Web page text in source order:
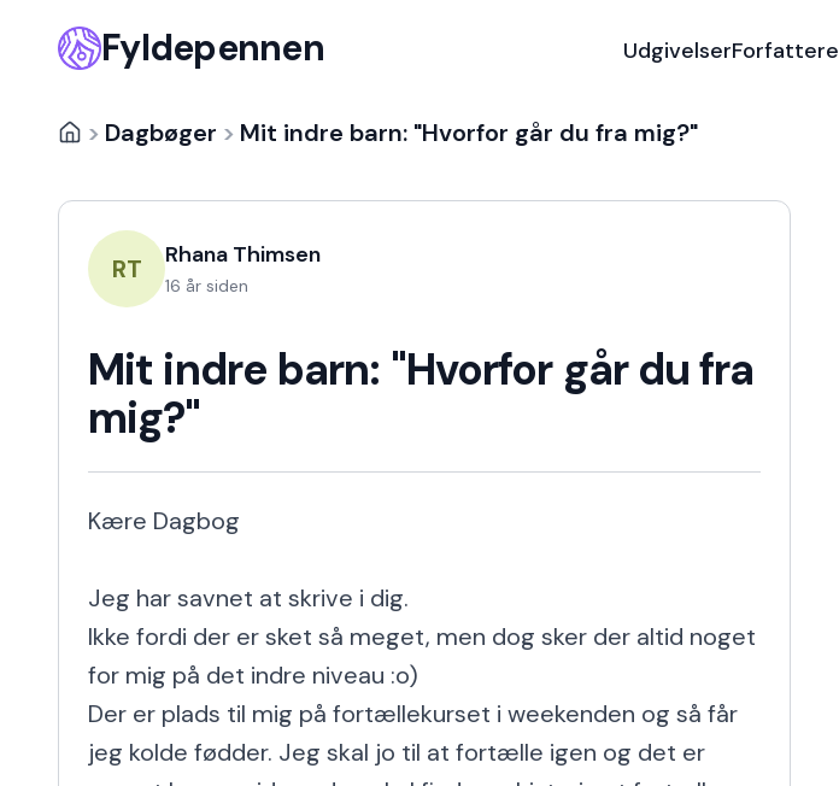
Fyldepennen UdgivelserForfattere
> Dagbøger > Mit indre barn: "Hvorfor går du fra mig?"
RT Rhana Thimsen
16 år siden
Mit indre barn: "Hvorfor går du fra
mig?"
Kære Dagbog
Jeg har savnet at skrive i dig.
Ikke fordi der er sket så meget, men dog sker der altid noget
for mig på det indre niveau :o)
Der er plads til mig på fortællekurset i weekenden og så får
jeg kolde fødder. Jeg skal jo til at fortælle igen og det er